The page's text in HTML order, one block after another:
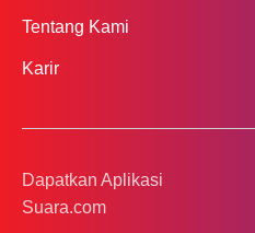
Tentang Kami
Karir
Dapatkan Aplikasi
Suara.com